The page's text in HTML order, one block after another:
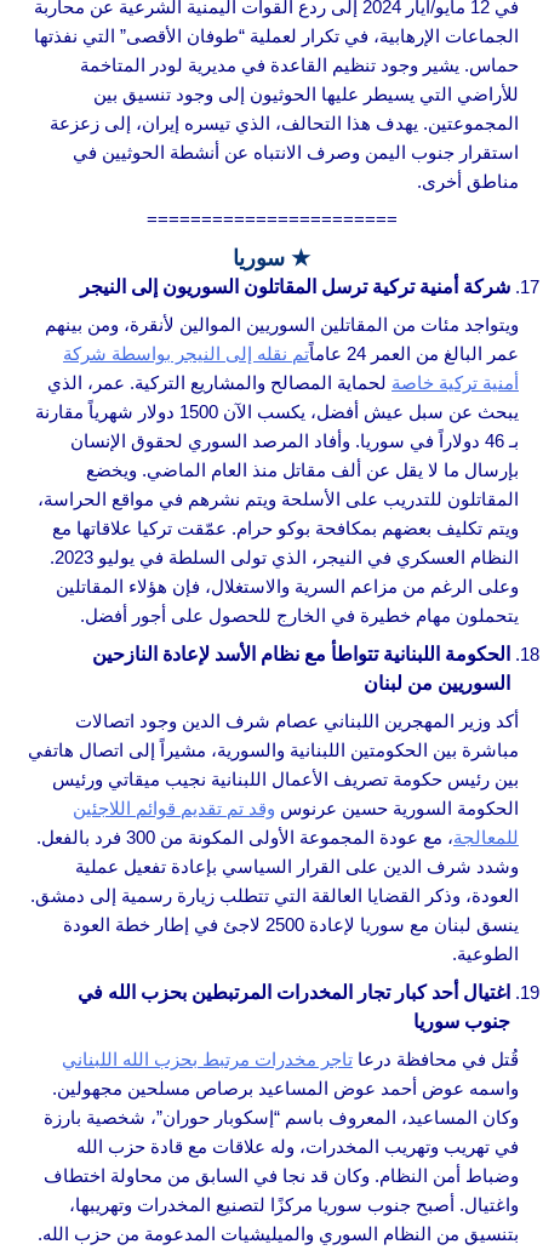
في 12 مايو/أيار 2024 إلى ردع القوات اليمنية الشرعية عن محاربة
الجماعات الإرهابية، في تكرار لعملية “طوفان الأقصى” التي نفذتها
حماس. يشير وجود تنظيم القاعدة في مديرية لودر المتاخمة
للأراضي التي يسيطر عليها الحوثيون إلى وجود تنسيق بين
المجموعتين. يهدف هذا التحالف، الذي تيسره إيران، إلى زعزعة
استقرار جنوب اليمن وصرف الانتباه عن أنشطة الحوثيين في
مناطق أخرى.
=======================
★ سوريا
شركة أمنية تركية ترسل المقاتلون السوريون إلى النيجر
ويتواجد مئات من المقاتلين السوريين الموالين لأنقرة، ومن بينهم
عمر البالغ من العمر 24 عاماً
تم نقله إلى النيجر بواسطة شركة
أمنية تركية خاصة لحماية المصالح والمشاريع التركية. عمر، الذي
يبحث عن سبل عيش أفضل، يكسب الآن 1500 دولار شهرياً مقارنة
بـ 46 دولاراً في سوريا. وأفاد المرصد السوري لحقوق الإنسان
بإرسال ما لا يقل عن ألف مقاتل منذ العام الماضي. ويخضع
المقاتلون للتدريب على الأسلحة ويتم نشرهم في مواقع الحراسة،
ويتم تكليف بعضهم بمكافحة بوكو حرام. عمّقت تركيا علاقاتها مع
النظام العسكري في النيجر، الذي تولى السلطة في يوليو 2023.
وعلى الرغم من مزاعم السرية والاستغلال، فإن هؤلاء المقاتلين
يتحملون مهام خطيرة في الخارج للحصول على أجور أفضل.
الحكومة اللبنانية تتواطأ مع نظام الأسد لإعادة النازحين
السوريين من لبنان
أكد وزير المهجرين اللبناني عصام شرف الدين وجود اتصالات
مباشرة بين الحكومتين اللبنانية والسورية، مشيراً إلى اتصال هاتفي
بين رئيس حكومة تصريف الأعمال اللبنانية نجيب ميقاتي ورئيس
الحكومة السورية حسين عرنوس وقد تم تقديم قوائم اللاجئين
للمعالجة
، مع عودة المجموعة الأولى المكونة من 300 فرد بالفعل.
وشدد شرف الدين على القرار السياسي بإعادة تفعيل عملية
العودة، وذكر القضايا العالقة التي تتطلب زيارة رسمية إلى دمشق.
ينسق لبنان مع سوريا لإعادة 2500 لاجئ في إطار خطة العودة
الطوعية.
اغتيال أحد كبار تجار المخدرات المرتبطين بحزب الله في
جنوب سوريا
قُتل في محافظة درعا تاجر مخدرات مرتبط بحزب الله اللبناني
واسمه عوض أحمد عوض المساعيد برصاص مسلحين مجهولين.
وكان المساعيد، المعروف باسم “إسكوبار حوران”، شخصية بارزة
في تهريب وتهريب المخدرات، وله علاقات مع قادة حزب الله
وضباط أمن النظام. وكان قد نجا في السابق من محاولة اختطاف
واغتيال. أصبح جنوب سوريا مركزًا لتصنيع المخدرات وتهريبها،
بتنسيق من النظام السوري والميليشيات المدعومة من حزب الله.